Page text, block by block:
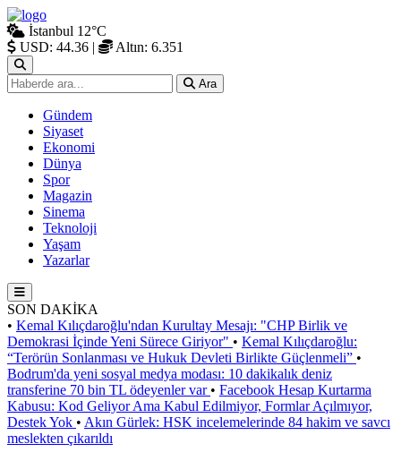
İstanbul 12°C
USD: 44.36 | Altın: 6.351
Ara
Gündem
Siyaset
Ekonomi
Dünya
Spor
Magazin
Sinema
Teknoloji
Yaşam
Yazarlar
SON DAKİKA
• Kemal Kılıçdaroğlu'ndan Kurultay Mesajı: "CHP Birlik ve
Demokrasi İçinde Yeni Sürece Giriyor" • Kemal Kılıçdaroğlu:
“Terörün Sonlanması ve Hukuk Devleti Birlikte Güçlenmeli” •
Bodrum'da yeni sosyal medya modası: 10 dakikalık deniz
transferine 70 bin TL ödeyenler var • Facebook Hesap Kurtarma
Kabusu: Kod Geliyor Ama Kabul Edilmiyor, Formlar Açılmıyor,
Destek Yok • Akın Gürlek: HSK incelemelerinde 84 hakim ve savcı
meslekten çıkarıldı